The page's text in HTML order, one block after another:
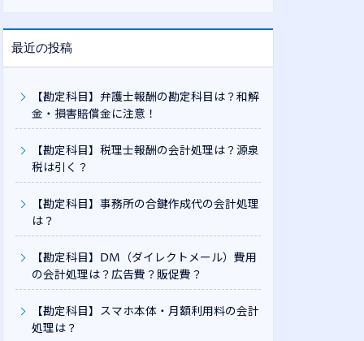
最近の投稿
【勘定科目】弁護士報酬の勘定科目は？和解
金・損害賠償金に注意！
【勘定科目】税理士報酬の会計処理は？源泉
税は引く？
【勘定科目】事務所の合鍵作成代の会計処理
は？
【勘定科目】DM（ダイレクトメール）費用
の会計処理は？広告費？販促費？
【勘定科目】スマホ本体・月額利用料の会計
処理は？